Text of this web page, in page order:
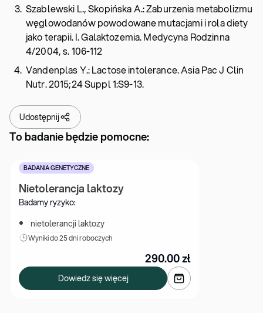
Szablewski L., Skopińska A.: Zaburzenia metabolizmu
węglowodanów powodowane mutacjami i rola diety
jako terapii. I. Galaktozemia. Medycyna Rodzinna
4/2004, s. 106-112
Vandenplas Y.: Lactose intolerance. Asia Pac J Clin
Nutr. 2015;24 Suppl 1:S9-13.
Udostępnij
To badanie będzie pomocne:
BADANIA GENETYCZNE
Nietolerancja laktozy
Badamy ryzyko:
nietolerancji laktozy
Wyniki do 25 dni roboczych
290.00zł
Dowiedz się więcej